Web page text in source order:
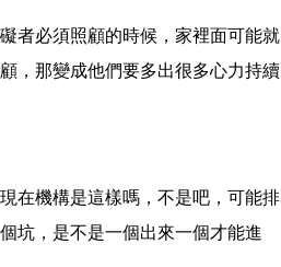
者必須照顧的時候，家裡面可能就
，那變成他們要多出很多心力持續
在機構是這樣嗎，不是吧，可能排
坑，是不是一個出來一個才能進